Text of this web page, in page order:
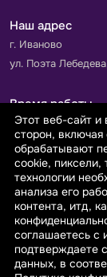
Наш адрес
г. Иваново
ул. Поэта
Время работы
Пн-Пт с 9.00 до
Сб-Вс: выходной
Принимаем к
© 2026
Этот веб-сайт и
сторон,
обрабатывают
cookie, пиксели,
технологии
анализа его
контента, итд,
соглашаетесь с
подтверждаете
данных, в